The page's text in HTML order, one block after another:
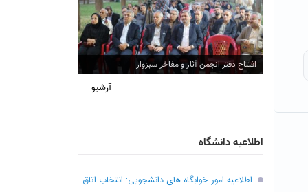
افتتاح دفتر انجمن آثار و مفاخر سبزوار
آرشیو
اطلاعیه دانشگاه
اطلاعیه امور خوابگاه های دانشجویی: انتخاب اتاق